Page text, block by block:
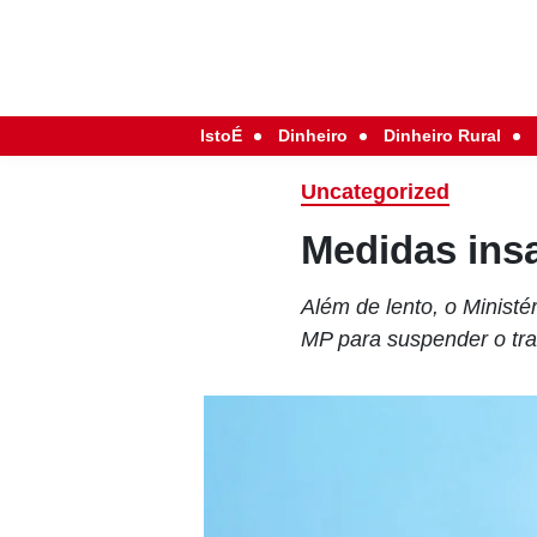
IstoÉ Dinheiro Dinheiro Rural
Uncategorized
Medidas
Além de lento, o
MP para suspender o